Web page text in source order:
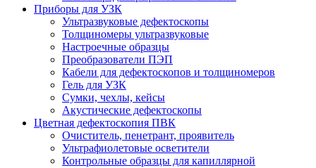
Приборы для УЗК
Ультразвуковые дефектоскопы
Толщиномеры ультразвуковые
Настроечные образцы
Преобразователи ПЭП
Кабели для дефектоскопов и толщиномеров
Гель для УЗК
Сумки, чехлы, кейсы
Акустические дефектоскопы
Цветная дефектоскопия ПВК
Очиститель, пенетрант, проявитель
Ультрафиолетовые осветители
Контрольные образцы для капиллярной